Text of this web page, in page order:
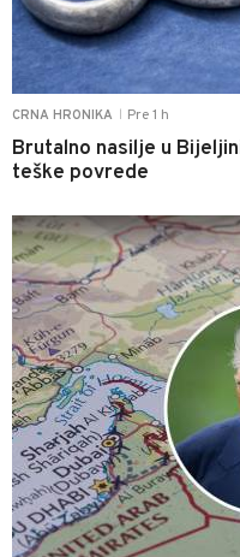
CRNA HRONIKA Pre 1 h
Brutalno nasilje u
teške povrede